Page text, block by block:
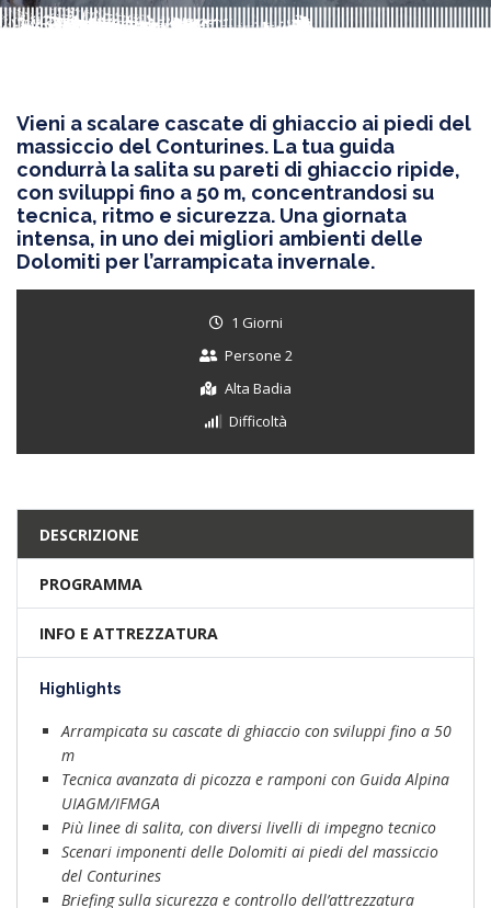
Vieni a scalare cascate di ghiaccio ai piedi del
massiccio del Conturines. La tua guida
condurrà la salita su pareti di ghiaccio ripide,
con sviluppi fino a 50 m, concentrandosi su
tecnica, ritmo e sicurezza. Una giornata
intensa, in uno dei migliori ambienti delle
Dolomiti per l’arrampicata invernale.
1 Giorni
Persone 2
Alta Badia
Difficoltà
DESCRIZIONE
PROGRAMMA
INFO E ATTREZZATURA
Highlights
Arrampicata su cascate di ghiaccio con sviluppi fino a 50
m
Tecnica avanzata di picozza e ramponi con Guida Alpina
UIAGM/IFMGA
Più linee di salita, con diversi livelli di impegno tecnico
Scenari imponenti delle Dolomiti ai piedi del massiccio
del Conturines
Briefing sulla sicurezza e controllo dell’attrezzatura